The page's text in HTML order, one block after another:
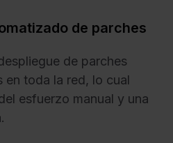
de parches
de parches
en toda la red, lo cual
esfuerzo manual y una